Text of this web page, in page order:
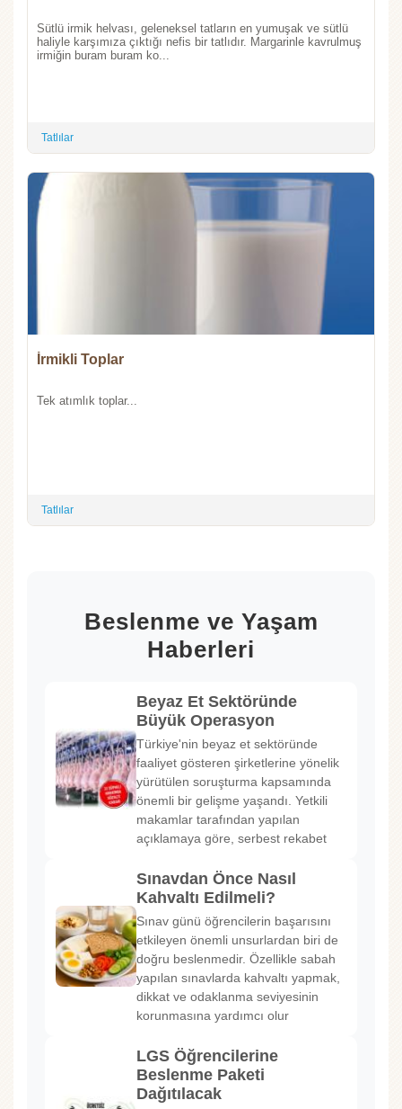
Sütlü irmik helvası, geleneksel tatların en yumuşak ve sütlü
haliyle karşımıza çıktığı nefis bir tatlıdır. Margarinle kavrulmuş
irmiğin buram buram ko...
Tatlılar
İrmikli Toplar
Tek atımlık toplar...
Tatlılar
Beslenme ve Yaşam
Haberleri
Beyaz Et Sektöründe
Büyük Operasyon
Türkiye'nin beyaz et sektöründe
faaliyet gösteren şirketlerine yönelik
yürütülen soruşturma kapsamında
önemli bir gelişme yaşandı. Yetkili
makamlar tarafından yapılan
açıklamaya göre, serbest rekabet
Sınavdan Önce Nasıl
Kahvaltı Edilmeli?
Sınav günü öğrencilerin başarısını
etkileyen önemli unsurlardan biri de
doğru beslenmedir. Özellikle sabah
yapılan sınavlarda kahvaltı yapmak,
dikkat ve odaklanma seviyesinin
korunmasına yardımcı olur
LGS Öğrencilerine
Beslenme Paketi
Dağıtılacak